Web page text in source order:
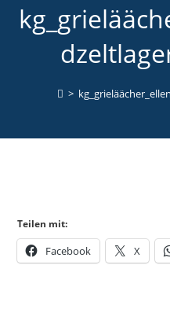
>
Teilen mit:
Facebook X